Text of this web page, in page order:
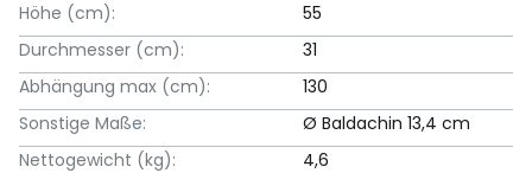
Höhe (cm):
55
Durchmesser (cm):
31
Abhängung max (cm):
130
Sonstige Maße:
Ø Baldachin 13,4 cm
Nettogewicht (kg):
4,6